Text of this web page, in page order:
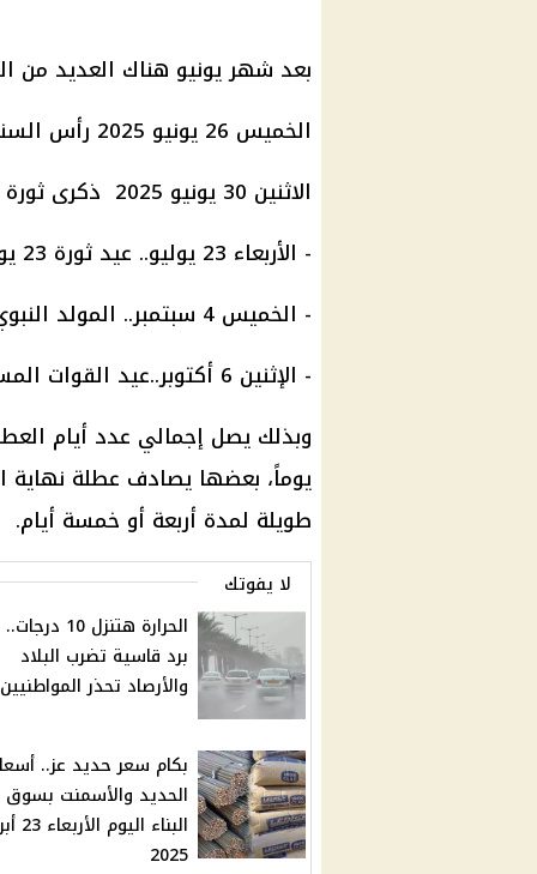
بعد شهر يونيو هناك العديد من
الخميس 26 يونيو 2025 رأس السنة الهجرية.
الاثنين 30 يونيو 2025 ذكرى ثورة 30 يونيو.
- الأربعاء 23 يوليو.. عيد ثورة 23 يوليو.
- الخميس 4 سبتمبر.. المولد النبوي الشريف
- الإثنين 6 أكتوبر..عيد القوات المسلحة.
يوماً، بعضها يصادف عطلة نهاية
طويلة لمدة أربعة أو خمسة أيام.
لا يفوتك
الحرارة هتنزل
برد قاسية تضرب البلاد
والأرصاد تحذر المواطنيين
بكام سعر حديد عز..
الحديد والأسمنت بسوق
البناء
2025